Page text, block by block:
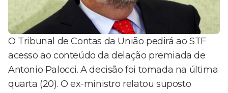
O Tribunal de Contas da União pedirá ao STF
acesso ao conteúdo da delação premiada de
Antonio Palocci. A decisão foi tomada na última
quarta (20). O ex-ministro relatou suposto